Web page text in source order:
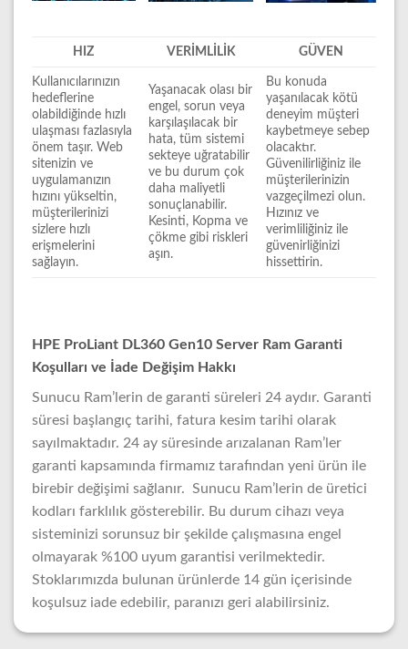
HIZ VERİMLİLİK GÜVEN
Kullanıcılarınızın
hedeflerine
olabildiğinde hızlı
ulaşması fazlasıyla
önem taşır. Web
sitenizin ve
uygulamanızın
hızını yükseltin,
müşterilerinizi
sizlere hızlı
erişmelerini
sağlayın.
Yaşanacak olası bir
engel, sorun veya
karşılaşılacak bir
hata, tüm sistemi
sekteye uğratabilir
ve bu durum çok
daha maliyetli
sonuçlanabilir.
Kesinti, Kopma ve
çökme gibi riskleri
aşın.
Bu konuda
yaşanılacak kötü
deneyim müşteri
kaybetmeye sebep
olacaktır.
Güvenilirliğiniz ile
müşterilerinizin
vazgeçilmezi olun.
Hızınız ve
verimliliğiniz ile
güvenirliğinizi
hissettirin.
HPE ProLiant DL360 Gen10 Server Ram Garanti
Koşulları ve İade Değişim Hakkı
Sunucu Ram’lerin de garanti süreleri 24 aydır. Garanti
süresi başlangıç tarihi, fatura kesim tarihi olarak
sayılmaktadır. 24 ay süresinde arızalanan Ram’ler
garanti kapsamında firmamız tarafından yeni ürün ile
birebir değişimi sağlanır. Sunucu Ram’lerin de üretici
kodları farklılık gösterebilir. Bu durum cihazı veya
sisteminizi sorunsuz bir şekilde çalışmasına engel
olmayarak %100 uyum garantisi verilmektedir.
Stoklarımızda bulunan ürünlerde 14 gün içerisinde
koşulsuz iade edebilir, paranızı geri alabilirsiniz.